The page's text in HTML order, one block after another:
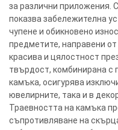
за различни приложения.
показва забележителна
чупене и обикновено
предметите, направени
красива и цялостност
твърдост, комбинирана с
камъка, осигурява
ювелирните, така и в
Траевността на камъка
съпротивляване на